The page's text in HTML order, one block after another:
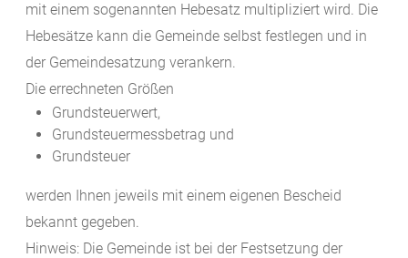
mit einem sogenannten Hebesatz multipliziert wird. Die
Hebesätze kann die Gemeinde selbst festlegen und in
der Gemeindesatzung verankern.
Die errechneten Größen
Grundsteuerwert,
Grundsteuermessbetrag und
Grundsteuer
werden Ihnen jeweils mit einem eigenen Bescheid
bekannt gegeben.
Hinweis: Die Gemeinde ist bei der Festsetzung der